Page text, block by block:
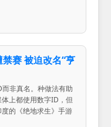
赛 被迫改名“亨
非真名。种做法有助
上都使用数字ID，但
的《绝地求生》手游